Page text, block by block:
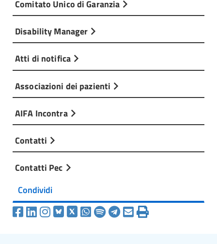
Comitato Unico di Garanzia
Disability Manager
Atti di notifica
Associazioni dei pazienti
AIFA Incontra
Contatti
Contatti Pec
Condividi